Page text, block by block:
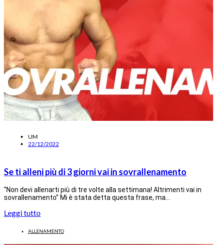
UM
22/12/2022
Se ti alleni più di 3 giorni vai in sovrallenamento
“Non devi allenarti più di tre volte alla settimana! Altrimenti vai in
sovrallenamento” Mi è stata detta questa frase, ma…
Leggi tutto
ALLENAMENTO